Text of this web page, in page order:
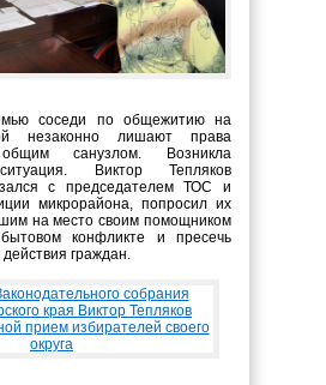
соседи по общежитию на
незаконно лишают права
общим санузлом. Возникла
Виктор Тепляков
с председателем ТОС и
микрорайона, попросил их
на место своим помощником
конфликте и пресечь
граждан.